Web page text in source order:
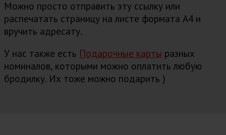
Можно просто отправить эту ссылку или
распечатать страницу на листе формата А4 и
вручить адресату.
У нас также есть Подарочные карты разных
номиналов, которыми можно оплатить любую
бродилку. Их тоже можно подарить )